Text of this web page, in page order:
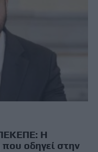
Η
που οδηγεί στην